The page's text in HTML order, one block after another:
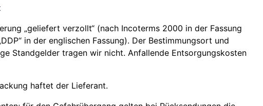
„geliefert verzollt“ (nach Incoterms 2000 in der Fassung
in der englischen Fassung). Der Bestimmungsort und
Standgelder tragen wir nicht. Anfallende Entsorgungskosten
haftet der Lieferant.